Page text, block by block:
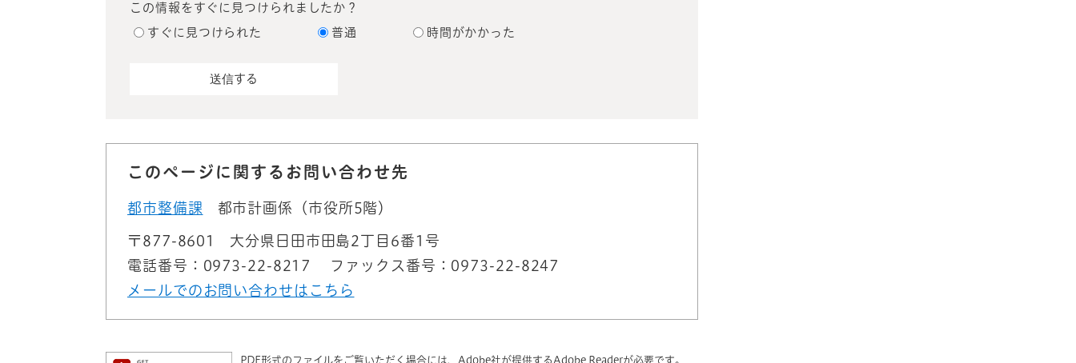
この情報をすぐに見つけられましたか？
すぐに見つけられた 普通 時間がかかった
このページに関するお問い合わせ先
都市整備課 都市計画係（市役所5階）
〒877-8601
大分県日田市田島2丁目6番1号
電話番号：0973-22-8217
ファックス番号：0973-22-8247
メールでのお問い合わせはこちら
PDF形式のファイルをご覧いただく場合には、Adobe社が提供するAdobe Readerが必要です。